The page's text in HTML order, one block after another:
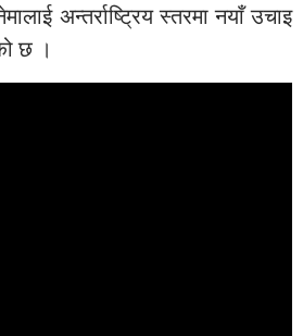
अन्तर्राष्ट्रिय स्तरमा नयाँ उचाइ
छ ।